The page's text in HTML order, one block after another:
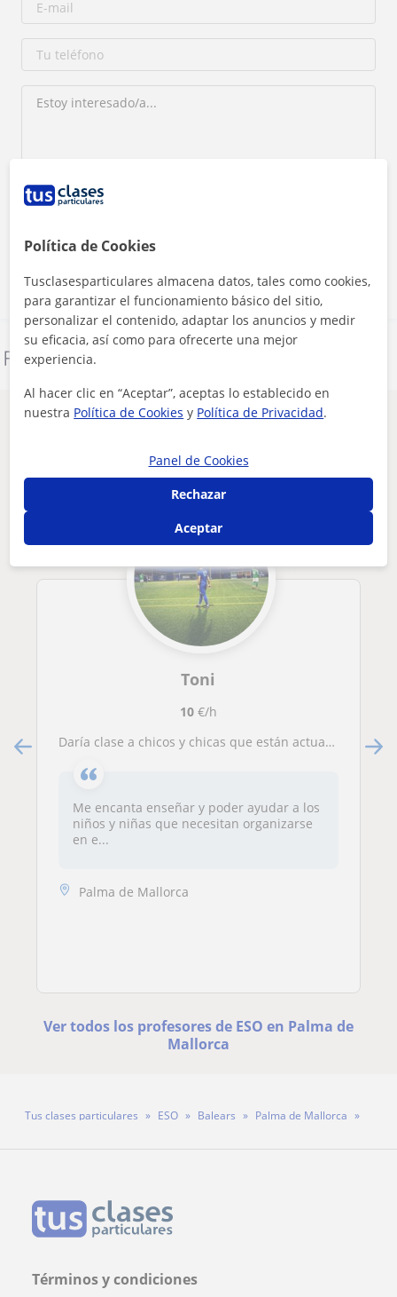
Al hacer clic, aceptas nuestro
Contactar ahora
Denunciar este perfil
Otros profesores de ESO en Palma de
Toni
10€/h
Daría clase a chicos y chicas que están actualmente estudiando en primaria
Me encanta enseñar y poder ayudar a los
niños y niñas que necesitan organizarse
en e...
Palma de Mallorca
Ver todos los profesores de ESO en Palma de
Mallorca
Tus clases particulares ESO Balears
Palma de Mallorca
Términos y condiciones
Política de Cookies
Tusclasesparticulares almacena datos, tales como cookies,
para garantizar el funcionamiento básico del sitio,
personalizar el contenido, adaptar los anuncios y medir
su eficacia, así como para ofrecerte una mejor
experiencia.
Al hacer clic en “Aceptar”, aceptas lo establecido en
nuestra Política de Cookies y Política de Privacidad.
Panel de Cookies
Rechazar
Aceptar